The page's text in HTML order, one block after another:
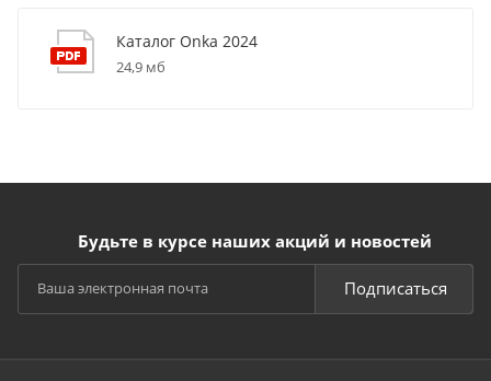
Каталог Onka 2024
24,9 мб
Будьте в курсе наших акций и новостей
Подписаться